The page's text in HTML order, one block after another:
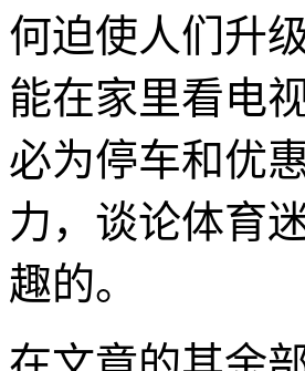
何迫使人们升
能在家里看电
必为停车和优
力，谈论体育
趣的。